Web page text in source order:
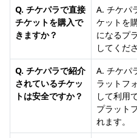
Q. チケパラで直接
チケットを購入で
きますか？
A. チケパ
ケットを
になるプ
してくだ
Q. チケパラで紹介
されているチケッ
トは安全ですか？
A. チケパ
ラットフ
して利用
プラット
れます。